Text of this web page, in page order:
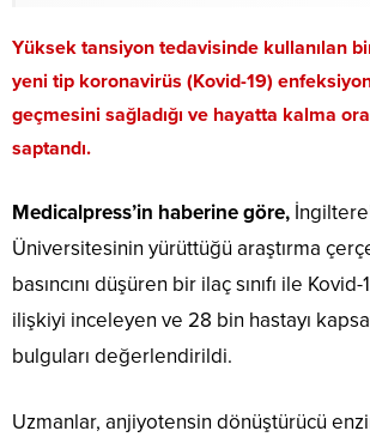
Yüksek tansiyon tedavisinde kullanılan bir
yeni tip koronavirüs (Kovid-19)
geçmesini sağladığı ve hayatta kalma
saptandı.
Medicalpress’in haberine göre,
Üniversitesinin yürüttüğü araştırma
basıncını düşüren bir ilaç sınıfı ile
ilişkiyi inceleyen ve 28 bin hastayı
bulguları değerlendirildi.
Uzmanlar, anjiyotensin dönüştürücü